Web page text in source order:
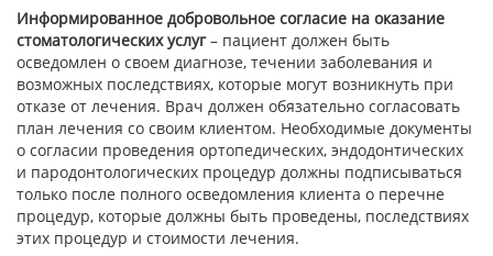
Информированное добровольное согласие на оказание
стоматологических услуг– пациент должен быть
осведомлен о своем диагнозе, течении заболевания и
возможных последствиях, которые могут возникнуть при
отказе от лечения. Врач должен обязательно согласовать
план лечения со своим клиентом. Необходимые документы
о согласии проведения ортопедических, эндодонтических
и пародонтологических процедур должны подписываться
только после полного осведомления клиента о перечне
процедур, которые должны быть проведены, последствиях
этих процедур и стоимости лечения.